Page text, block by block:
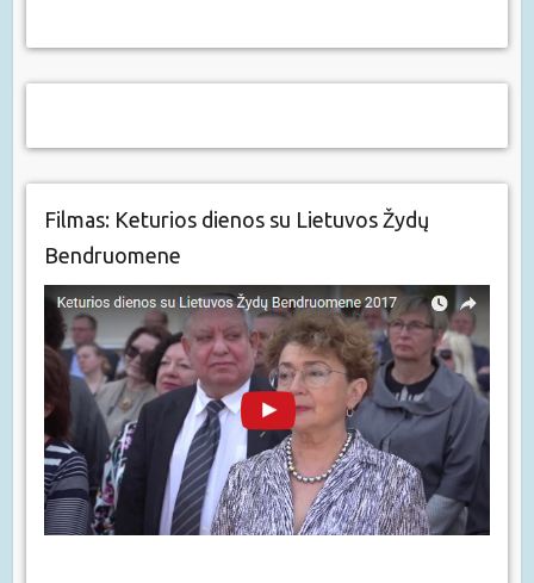
Filmas: Keturios dienos su Lietuvos Žydų
Bendruomene